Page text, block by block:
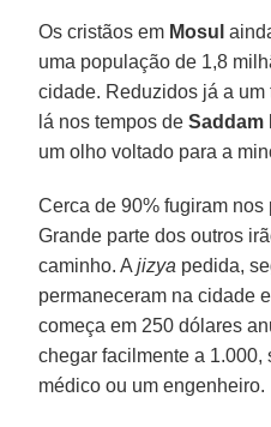
Os cristãos em Mosul
uma população de 1,8
cidade. Reduzidos já a
lá nos tempos deSaddam
um olho voltado para a
Cerca de 90% fugiram
Grande parte dos outros
caminho. Ajizya pedida,
permaneceram na cidade
começa em 250 dólares
chegar facilmente a 1.000,
médico ou um engenheiro.